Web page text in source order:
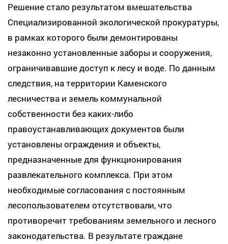
Решение стало результатом вмешательства
Специализированной экологической прокуратуры,
в рамках которого были демонтированы
незаконно установленные заборы и сооружения,
ограничивавшие доступ к лесу и воде. По данным
следствия, на территории Каменского
лесничества и земель коммунальной
собственности без каких-либо
правоустанавливающих документов были
установлены ограждения и объекты,
предназначенные для функционирования
развлекательного комплекса. При этом
необходимые согласования с постоянным
лесопользователем отсутствовали, что
противоречит требованиям земельного и лесного
законодательства. В результате граждане